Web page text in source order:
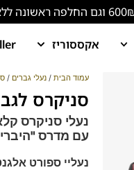
אקססוריז
עמוד הבית / נעלי גברים /
סניקרס
נעלי סניקרס
עם מדרס
נעליי ספורט